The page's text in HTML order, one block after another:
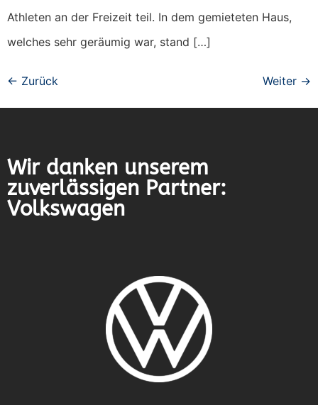
Athleten an der Freizeit teil. In dem gemieteten Haus,
welches sehr geräumig war, stand […]
← Zurück Weiter →
Wir danken unserem
zuverlässigen Partner:
Volkswagen